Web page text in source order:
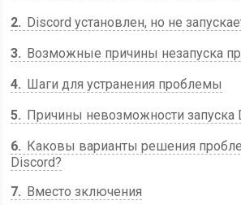
2
Discord установлен, но не
3
Возможные причины незапуска
4
Шаги для устранения проблемы
5
Причины невозможности запуска
6
Каковы варианты решения
Discord?
7
Вместо зключения